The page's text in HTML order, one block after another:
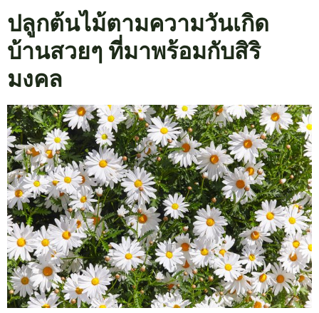
ปลูกต้นไม้ตามความวันเกิด
บ้านสวยๆ ที่มาพร้อมกับสิริ
มงคล